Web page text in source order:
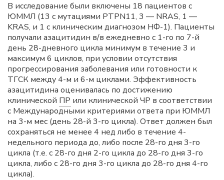
В исследование были включены 18 пациентов с
ЮММЛ (13 с мутациями PTPN11, 3 — NRAS, 1 —
KRAS, и 1 с клиническим диагнозом НФ-1). Пациенты
получали азацитидин в/в ежедневно с 1-го по 7-й
день 28-дневного цикла минимум в течение 3 и
максимум 6 циклов, при условии отсутствия
прогрессирования заболевания или готовности к
ТГСК между 4-м и 6-м циклами. Эффективность
азацитидина оценивалась по достижению
клинической ПР или клинической ЧР в соответствии
с Международными критериями ответа при ЮММЛ
на 3-м мес (день 28-й 3-го цикла). Ответ должен был
сохраняться не менее 4 нед либо в течение 4-
недельного периода до, либо после 28-го дня 3-го
цикла (т.е. с 28-го дня 2-го цикла до 28-го дня 3-го
цикла, либо с 28-го дня 3-го цикла до 28-го дня 4-го
цикла).